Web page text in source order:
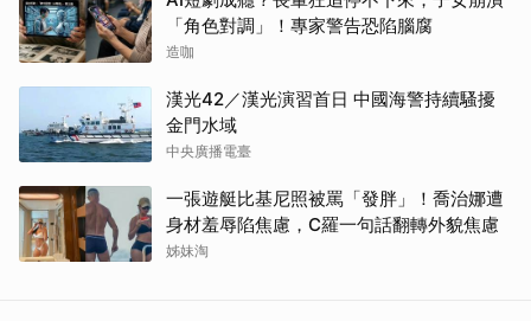
「角色對調」！專家警告恐陷腦腐
造咖
漢光42／漢光演習首日 中國海警持續騷擾
金門水域
中央廣播電臺
一張遊艇比基尼照被罵「發胖」！喬治娜遭
身材羞辱陷焦慮，C羅一句話翻轉外貌焦慮
姊妹淘